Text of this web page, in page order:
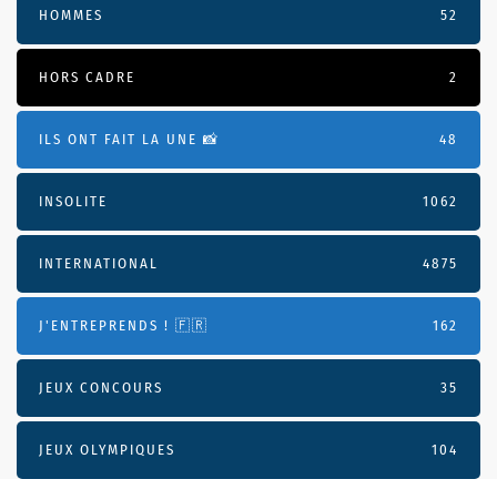
HOMMES 52
HORS CADRE 2
ILS ONT FAIT LA UNE 📸 48
INSOLITE 1062
INTERNATIONAL 4875
J'ENTREPRENDS ! 🇫🇷 162
JEUX CONCOURS 35
JEUX OLYMPIQUES 104